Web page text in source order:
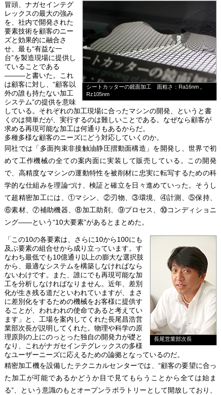
シートカッターの鏡面加工 面粗さ：Ra16nm ,
Rz105nm
冒頭、ナガセインテグ
レックスの最大の強み
を、社内で開発された
要素技術を顧客のニー
ズと効果的に融合さ
せ、最も“有益な一
台”を製造現場に提供し
ていることである
―――と書いた。これ
は顧客に対し、“顧客以
外の誰も持たない加工
システム”の提供を意味
している。それぞれの加工現場に合ったマシンの開発、というと書
くのは簡単だが、実行するのは難しいことである。なぜなら顧客が
求める再現可能な加工は何通りもあるからだ。
多種多様な顧客のニーズにどう対応していくのか。
同社では「多面拘束非接触油静圧摺動面構造」を開発し、世界で初
めて工作機械の全ての案内面に実装して販売している。この開発
で、高精度なマシンの運動特性を被削材に忠実に転写するための科
学的な仕組みを理論づけ、検証と確立を日々進めていった。そうし
て超精密加工には、①マシン、②刃物、③環境、④計測、⑤保持、
⑥素材、⑦補助機器、⑧加工助剤、⑨プロセス、⑩コンディショニ
ング――という“10大要素”があるとまとめた。
長尾営業部次長
「この10の各要素は、さらに10から100にも
及ぶ要素の組合せから成り立っています。す
なわち最低でも10億通り以上の膨大な選択肢
から、最適なシステムを構築しなければなら
ないわけです。また、誰にでも再現可能な加
工を分析しなければなりません。近年、差別
化が生き残る道だといわれていますが、まさ
に差別化をするための機械をお客様に提供す
ることが、われわれの使命であると考えてい
ます」と、工場を案内してくれた長尾昌浩営
業部次長が説明してくれた。物理や科学の原
理原則の上にのっとった独自の開発力が礎と
なり、これがナガセインテグレックスの多様
なユーザーニーズに応えるための論拠となっているのだ。
精密加工機を設備したテクニカルセンターでは、“顧客の要望に合っ
た加工が可能であるかどうか目で見てもらうことから全ては始ま
る”、という意識のもとオープンラボラトリーとして開放しており、